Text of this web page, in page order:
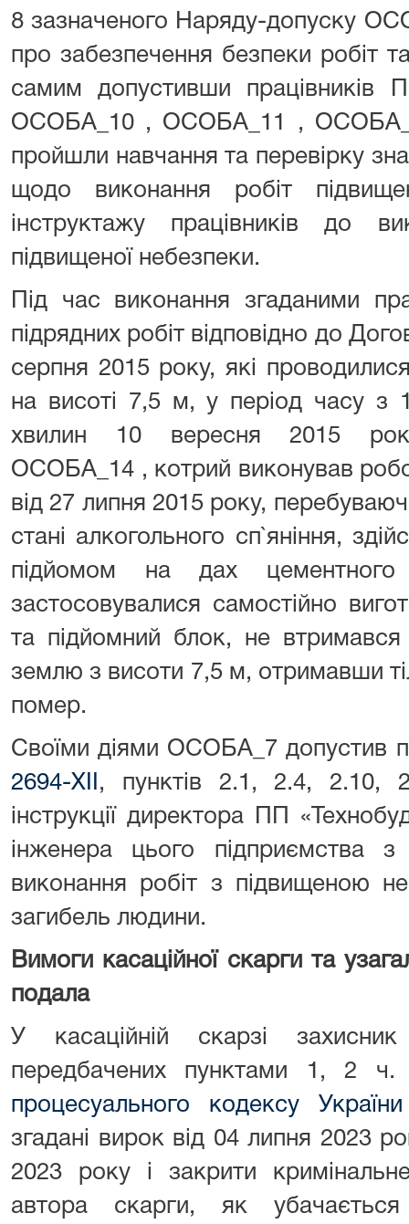
8 зазначеного Наряду-допуску
про забезпечення безпеки робіт
самим допустивши
ОСОБА_10 , ОСОБА_11 ,
пройшли навчання та перевірку
щодо виконання робіт
інструктажу працівників до
підвищеної небезпеки.
Під час виконання згаданими
підрядних робіт відповідно до
серпня 2015 року, які
на висоті 7,5 м, у період часу з
хвилин 10 вересня 2015 року
ОСОБА_14 , котрий виконував
від 27 липня 2015 року,
стані алкогольного сп`яніння,
підйомом на дах
застосовувалися самостійно
та підйомний блок, не
землю з висоти 7,5 м, отримавши
помер.
Своїми діями ОСОБА_7 допустив
2694-ХІІ , пунктів 2.1, 2.4, 2.10,
інструкції директора ПП
інженера цього підприємства
виконання робіт з підвищеною
загибель людини.
Вимоги касаційної скарги та
подала
У касаційній скарзі
передбачених пунктами 1, 2
процесуального кодексу України
згадані вирок від 04 липня 2023
2023 року і закрити
автора скарги, як